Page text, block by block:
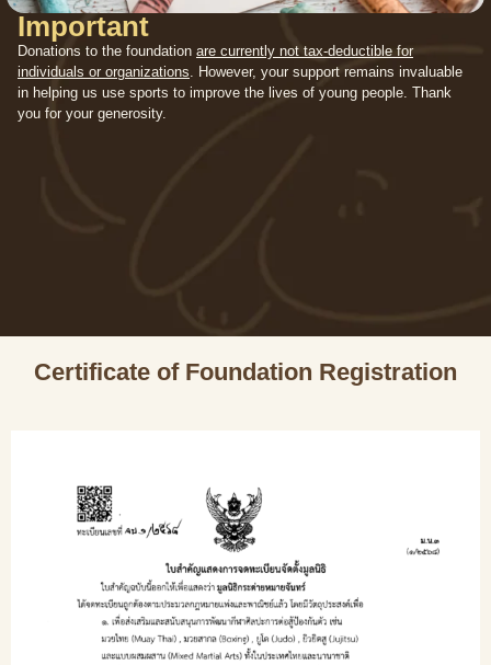
Important
Donations to the foundation are currently not tax-deductible for
individuals or organizations . However, your support remains invaluable
in helping us use sports to improve the lives of young people. Thank
you for your generosity.
Certificate of Foundation Registration